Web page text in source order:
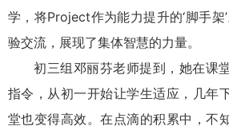
学，将Project作为能力提升的‘脚手架
验交流，展现了集体智慧的力量。
初三组邓丽芬老师提到，她在课
指令，从初一开始让学生适应，几年
堂也变得高效。在点滴的积累中，不